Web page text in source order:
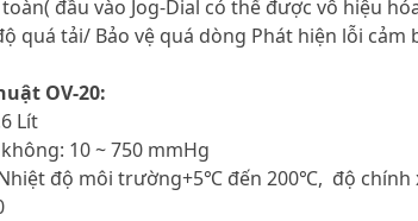
đầu vào Jog-Dial có thể được vô hiệu
quá tải/ Bảo vệ quá dòng Phát hiện lỗi cảm
OV-20:
Lít
10 ~ 750 mmHg
độ môi trường+5℃ đến 200℃, độ